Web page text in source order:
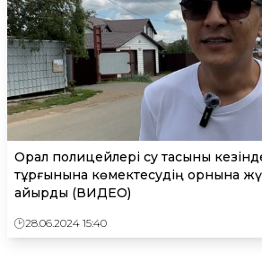
Орал полицейлері су тасқыны кезінде
тұрғынына көмектесудің орнына
айырды (ВИДЕО)
28.06.2024 15:40